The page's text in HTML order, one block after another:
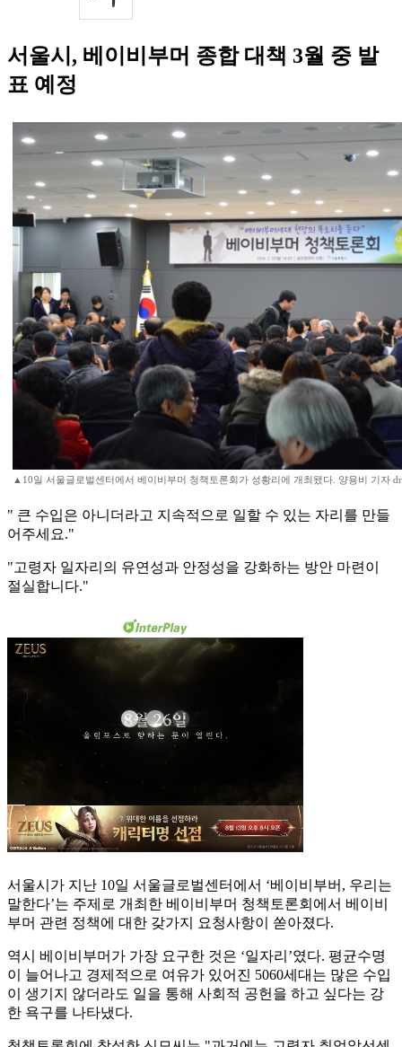
서울시, 베이비부머 종합 대책 3월 중 발
표 예정
▲10일 서울글로벌센터에서 베이비부머 청책토론회가 성황리에 개최됐다. 양용비 기자
" 큰 수입은 아니더라고 지속적으로 일할 수 있는 자리를 만들
어주세요."
"고령자 일자리의 유연성과 안정성을 강화하는 방안 마련이
절실합니다."
서울시가 지난 10일 서울글로벌센터에서 ‘베이비부버, 우리는
말한다’는 주제로 개최한 베이비부머 청책토론회에서 베이비
부머 관련 정책에 대한 갖가지 요청사항이 쏟아졌다.
역시 베이비부머가 가장 요구한 것은 ‘일자리’였다. 평균수명
이 늘어나고 경제적으로 여유가 있어진 5060세대는 많은 수입
이 생기지 않더라도 일을 통해 사회적 공헌을 하고 싶다는 강
한 욕구를 나타냈다.